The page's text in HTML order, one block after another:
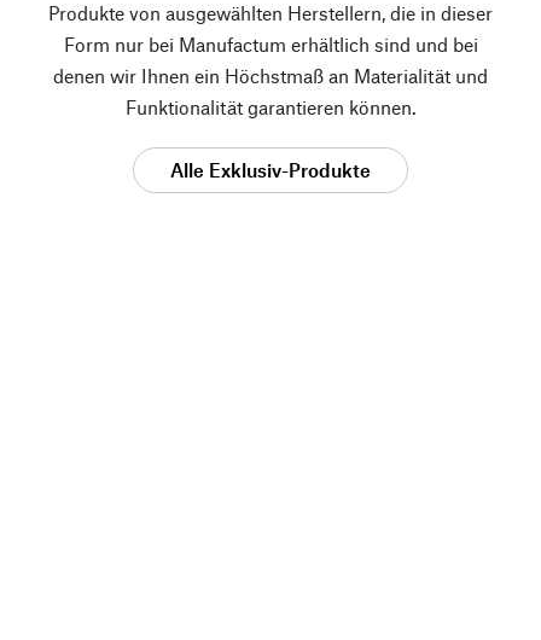
Produkte von ausgewählten Herstellern, die in dieser
Form nur bei Manufactum erhältlich sind und bei
denen wir Ihnen ein Höchstmaß an Materialität und
Funktionalität garantieren können.
Alle Exklusiv-Produkte